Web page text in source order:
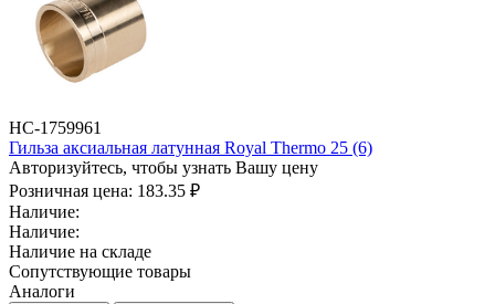
НС-1759961
Гильза аксиальная латунная Royal Thermo 25 (6)
Авторизуйтесь, чтобы узнать Вашу цену
Розничная цена: 183.35 ₽
Наличие:
Наличие:
Наличие на складе
Сопутствующие товары
Аналоги